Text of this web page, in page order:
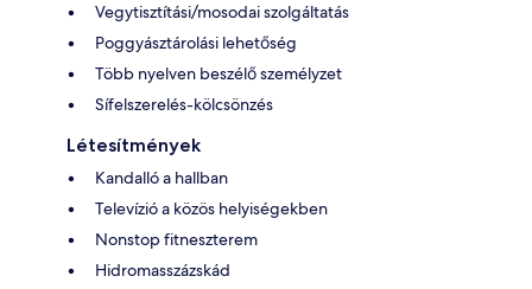
Vegytisztítási/mosodai szolgáltatás
Poggyásztárolási lehetőség
Több nyelven beszélő személyzet
Sífelszerelés-kölcsönzés
Létesítmények
Kandalló a hallban
Televízió a közös helyiségekben
Nonstop fitneszterem
Hidromasszázskád